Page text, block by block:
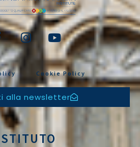
Cookie Policy
alla newsletter